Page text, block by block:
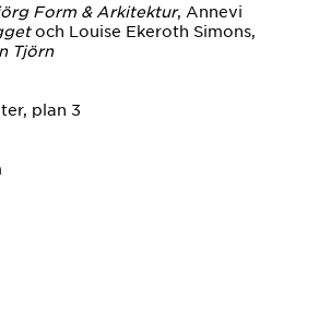
Form & Arkitektur, Annevi
och Louise Ekeroth Simons,
Tjörn
plan 3